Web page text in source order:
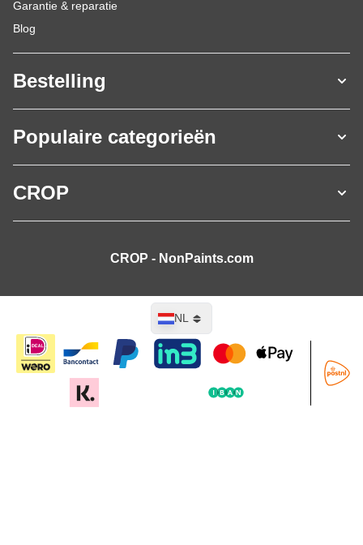
Garantie & reparatie
Blog
Bestelling
Populaire categorieën
CROP
CROP - NonPaints.com
Taal
NL